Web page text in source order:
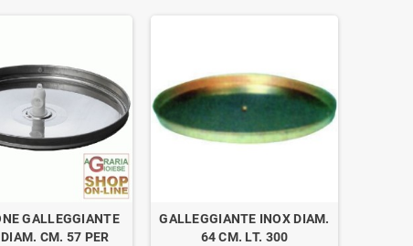
GALLEGGIANTE
CM. 57 PER
GALLEGGIANTE INOX DIAM.
64 CM. LT. 300